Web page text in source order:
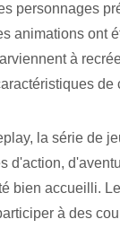
personnages
animations ont
à
de
la série de
d'action,
bien accueilli.
à des